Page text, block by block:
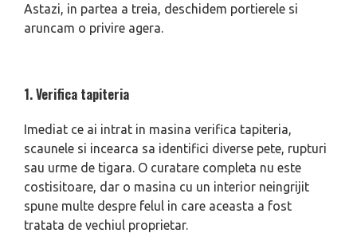
Astazi, in partea a treia, deschidem portierele si
aruncam o privire agera.
1. Verifica tapiteria
Imediat ce ai intrat in masina verifica tapiteria,
scaunele si incearca sa identifici diverse pete, rupturi
sau urme de tigara. O curatare completa nu este
costisitoare, dar o masina cu un interior neingrijit
spune multe despre felul in care aceasta a fost
tratata de vechiul proprietar.